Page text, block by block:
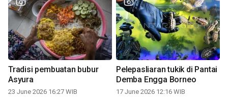
Tradisi pembuatan bubur
Asyura
23 June 2026 16:27 WIB
Pelepasliaran tukik di Pantai
Demba Engga Borneo
17 June 2026 12:16 WIB